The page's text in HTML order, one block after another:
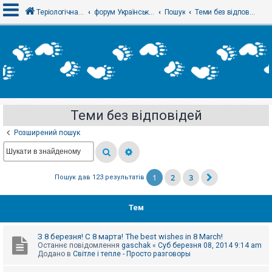
х
і
е
с
т
р
я
е
и
Теріологічна школа форум Українського теріологічного товариства Пошук Теми без відповідей
Теми без відповідей
Розширений пошук
Пошук дав 123 результатів 1 2 3
Тем
З 8 березня! С 8 марта! The best wishes in 8 March!
Останнє повідомлення gaschak « Суб березня 08, 2014 9:14 am
Додано в Світле і тепле - Просто разговоры